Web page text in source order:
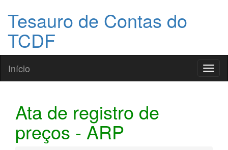
Tesauro de Contas do
TCDF
Início
Ata de registro de
preços - ARP